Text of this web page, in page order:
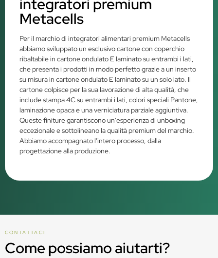
Metacells
Per il marchio di integratori alimentari premium Metacells
abbiamo sviluppato un esclusivo cartone con coperchio
ribaltabile in cartone ondulato E laminato su entrambi i lati,
che presenta i prodotti in modo perfetto grazie a un inserto
su misura in cartone ondulato E laminato su un solo lato. Il
cartone colpisce per la sua lavorazione di alta qualità, che
include stampa 4C su entrambi i lati, colori speciali Pantone,
laminazione opaca e una verniciatura parziale aggiuntiva.
Queste finiture garantiscono un'esperienza di unboxing
eccezionale e sottolineano la qualità premium del marchio.
Abbiamo accompagnato l'intero processo, dalla
progettazione alla produzione.
CONTATTACI
Come possiamo aiutarti?